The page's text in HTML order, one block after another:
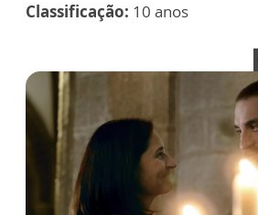
Classificação: 10 anos